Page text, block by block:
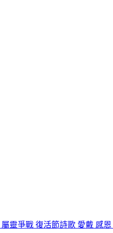
屬靈爭戰 復活節詩歌 愛戴 感恩